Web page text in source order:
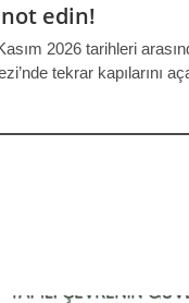
edin!
2026 tarihleri
tekrar kapılarını